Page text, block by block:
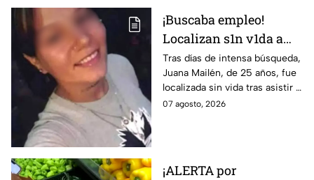
¡Buscaba empleo!
Localizan s1n v1da a
joven de 25 años que
acudió a entrevista de
trabajo falsa
Tras días de intensa búsqueda,
Juana Mailén, de 25 años, fue
localizada sin vida tras asistir a
una supuesta oferta laboral en
07 agosto, 2026
¡ALERTA por